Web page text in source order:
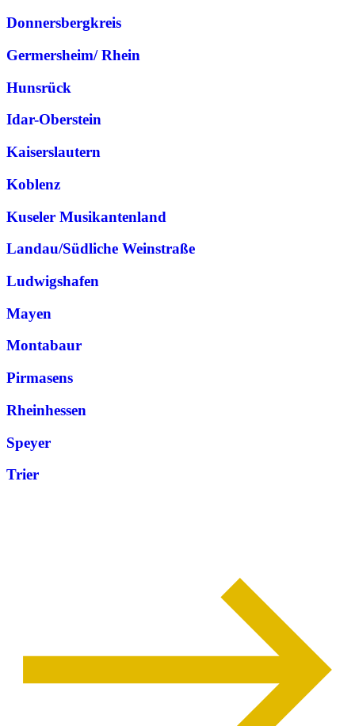
Donnersbergkreis
Germersheim/ Rhein
Hunsrück
Idar-Oberstein
Kaiserslautern
Koblenz
Kuseler Musikantenland
Landau/Südliche Weinstraße
Ludwigshafen
Mayen
Montabaur
Pirmasens
Rheinhessen
Speyer
Trier